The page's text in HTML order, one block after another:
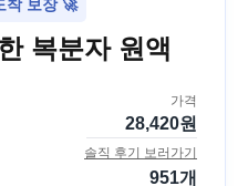
착 보장 🚀
복분자 원액
가격
28,420원
솔직 후기 보러가기
951개